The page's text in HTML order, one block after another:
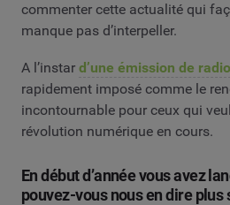
commenter cette actualité qui
manque pas d’interpeller.
A l’instar d’une émission de radio
rapidement imposé comme le
incontournable pour ceux qui
révolution numérique en cours.
En début d’année vous avez
pouvez-vous nous en dire plus